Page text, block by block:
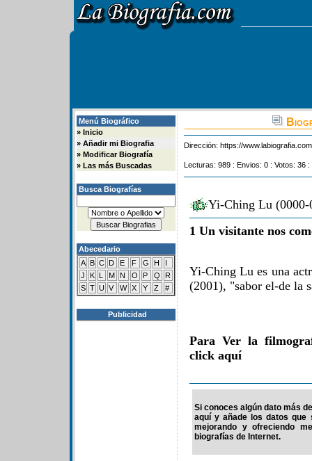
Menú Biográfico
» Inicio
» Añadir mi Biografia
» Modificar Biografía
» Las más Buscadas
Busca Biografías
Abecedario
A B C D E F G H
I
J
K L M N O P Q
R
S T U V W X Y Z #
Publicidad
Dirección: https://
Lecturas: 989 : Envios: 0 : Votos: 36
Yi-Ching Lu (0000-
1 Un visitante nos
Yi-Ching Lu es una
(2001), "sabor el-de la
Para Ver la
click aquí
Si conoces algún dato más
aquí y añade los datos que
mejorando y ofreciendo
biografías de Internet.